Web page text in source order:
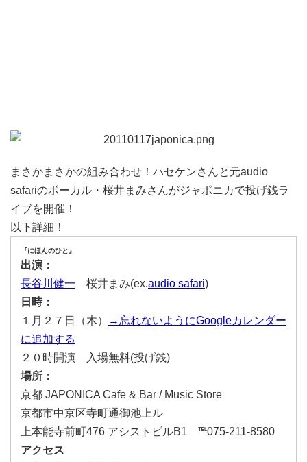
まさかまさかの組み合わせ！ハセケンさんと元audio
safariのボーカル・桜井まみさんがジャポニカで投げ銭ラ
イブを開催！
以下詳細！
『にほんのひと』
出演：
長谷川健一 桜井まみ(ex.audio safari)
日時：
１月２７日（木）
→忘れないようにGoogleカレンダー
に追加する
２０時開演 入場無料(投げ銭)
場所：
京都 JAPONICA Cafe & Bar / Music Store
京都市中京区寺町通御池上ル
上本能寺前町476 アシストビルB1 ℡075-211-8580
アクセス